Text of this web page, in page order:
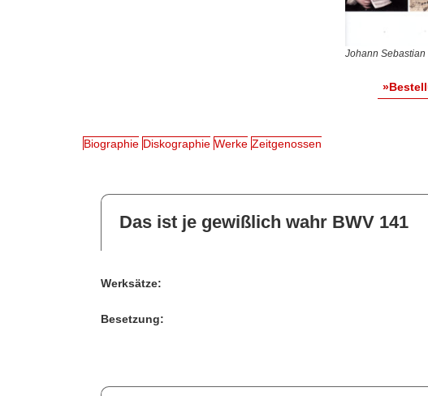
Johann Sebastian
Biographie Diskographie Werke Zeitgenossen
Das ist je gewißlich wahr BWV 141
Werksätze:
Besetzung: